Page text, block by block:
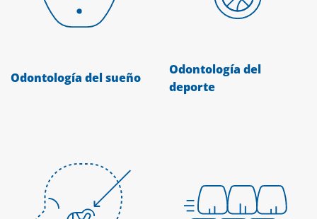
Odontología del sueño
Odontología del
deporte